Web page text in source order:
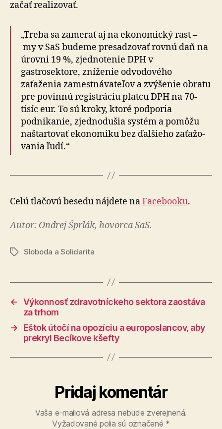
začať realizovať.
„Treba sa zamerať aj na ekonomický rast –
my v SaS budeme presadzovať rovnú daň na
úrovni 19 %, zjed­no­te­nie DPH v
gastrosektore, zníženie odvodového
zaťaženia zamestnávateľov a zvýšenie obratu
pre povinnú registráciu platcu DPH na 70-
tisíc eur. To sú kroky, ktoré podporia
podnikanie, zjednodušia systém a pomôžu
naštartovať ekonomiku bez ďalšieho za­ťa­žo­
va­nia ľudí.“
Celú tlačovú besedu nájdete naFacebooku.
Autor: Ondrej Šprlák, hovorca SaS.
ZnačkySloboda a Solidarita
← Výkonnosť zdravotníckeho sektora zaostáva
za trhom
→
Eštok útočí na opozíciu a europoslancov, aby
prekryl Becíkove kšefty
Pridaj komentár
Vaša e-mailová adresa nebude zverejnená.
Vyžadované polia sú označené *